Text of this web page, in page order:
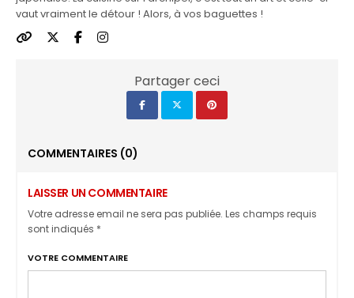
vaut vraiment le détour ! Alors, à vos baguettes !
Partager ceci
COMMENTAIRES (0)
LAISSER UN COMMENTAIRE
Votre adresse email ne sera pas publiée. Les champs requis
sont indiqués *
VOTRE COMMENTAIRE